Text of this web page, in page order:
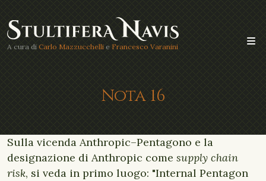
A cura di Carlo Mazzucchelli e Francesco Varanini
Nota 16
Sulla vicenda Anthropic–Pentagono e la
designazione di Anthropic come supply chain
risk, si veda in primo luogo: "Internal Pentagon